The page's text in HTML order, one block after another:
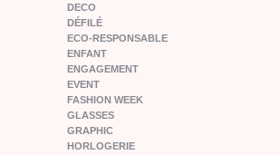
DECO
DÉFILÉ
ECO-RESPONSABLE
ENFANT
ENGAGEMENT
EVENT
FASHION WEEK
GLASSES
GRAPHIC
HORLOGERIE